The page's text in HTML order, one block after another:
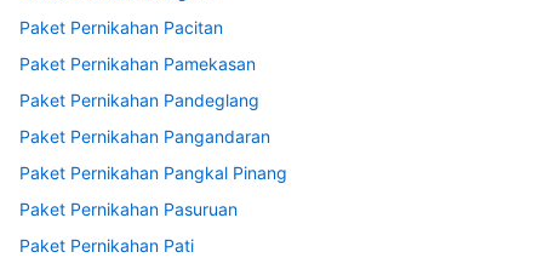
Paket Pernikahan Pacitan
Paket Pernikahan Pamekasan
Paket Pernikahan Pandeglang
Paket Pernikahan Pangandaran
Paket Pernikahan Pangkal Pinang
Paket Pernikahan Pasuruan
Paket Pernikahan Pati